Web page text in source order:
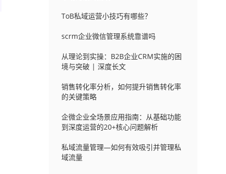
ToB私域运营小技巧有哪些？
scrm企业微信管理系统靠谱吗
从理论到实操：B2B企业CRM实施的困
境与突破 | 深度长文
销售转化率分析，如何提升销售转化率
的关键策略
企微企业全场景应用指南：从基础功能
到深度运营的20+核心问题解析
私域流量管理—如何有效吸引并管理私
域流量